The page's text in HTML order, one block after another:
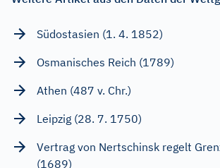
Südostasien (1. 4. 1852)
Osmanisches Reich (1789)
Athen (487 v. Chr.)
Leipzig (28. 7. 1750)
Vertrag von Nertschinsk regelt
(1689)